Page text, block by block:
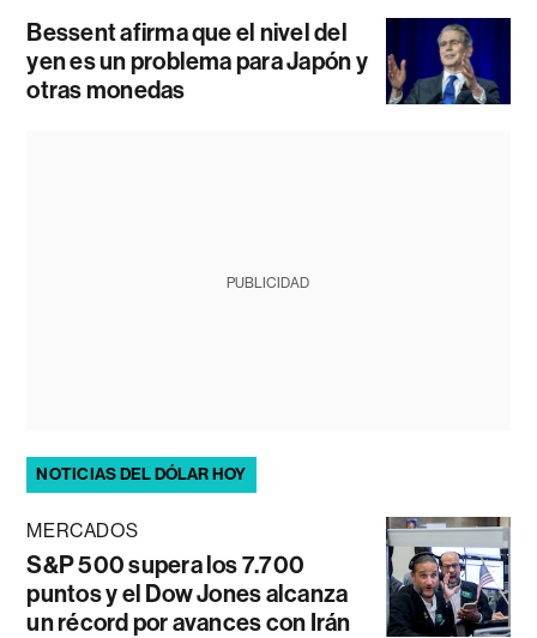
Bessent afirma que el nivel del
yen es un problema para Japón y
otras monedas
PUBLICIDAD
NOTICIAS DEL DÓLAR HOY
MERCADOS
S&P 500 supera los 7.700
puntos y el Dow Jones alcanza
un récord por avances con Irán